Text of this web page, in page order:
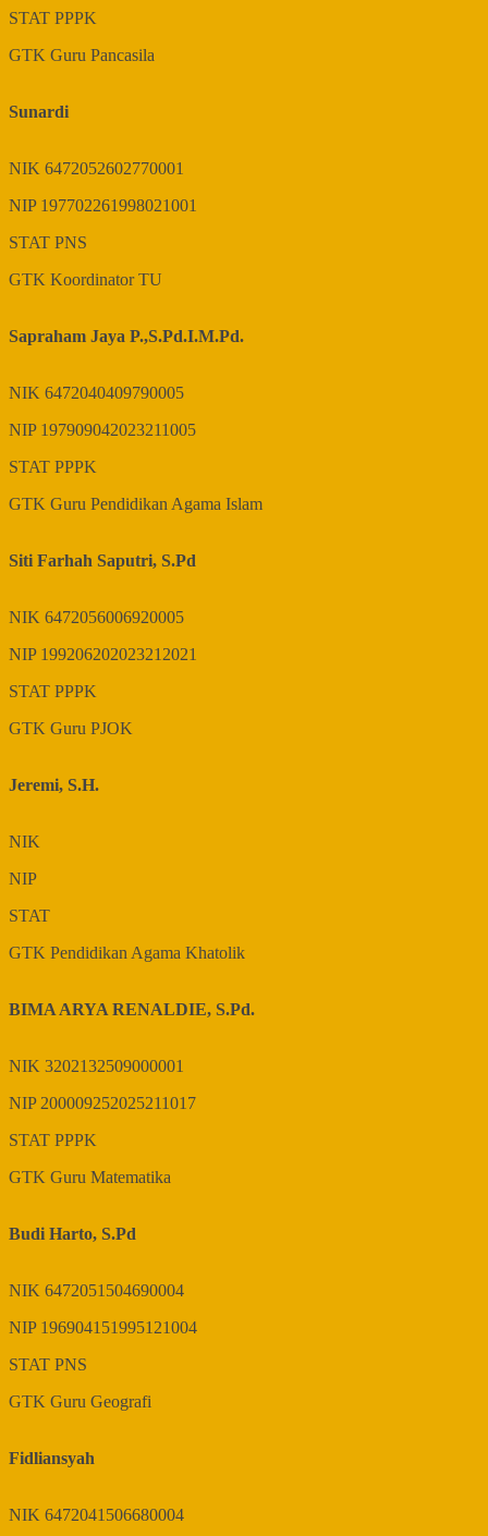
STAT PPPK
GTK Guru Pancasila
Sunardi
NIK 6472052602770001
NIP 197702261998021001
STAT PNS
GTK Koordinator TU
Sapraham Jaya P.,S.Pd.I.M.Pd.
NIK 6472040409790005
NIP 197909042023211005
STAT PPPK
GTK Guru Pendidikan Agama Islam
Siti Farhah Saputri, S.Pd
NIK 6472056006920005
NIP 199206202023212021
STAT PPPK
GTK Guru PJOK
Jeremi, S.H.
NIK
NIP
STAT
GTK Pendidikan Agama Khatolik
BIMA ARYA RENALDIE, S.Pd.
NIK 3202132509000001
NIP 200009252025211017
STAT PPPK
GTK Guru Matematika
Budi Harto, S.Pd
NIK 6472051504690004
NIP 196904151995121004
STAT PNS
GTK Guru Geografi
Fidliansyah
NIK 6472041506680004